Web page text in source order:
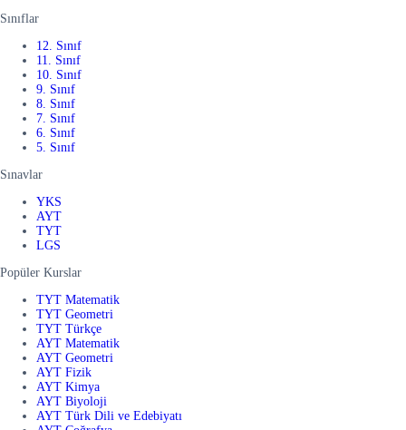
Sınıflar
12. Sınıf
11. Sınıf
10. Sınıf
9. Sınıf
8. Sınıf
7. Sınıf
6. Sınıf
5. Sınıf
Sınavlar
YKS
AYT
TYT
LGS
Popüler Kurslar
TYT Matematik
TYT Geometri
TYT Türkçe
AYT Matematik
AYT Geometri
AYT Fizik
AYT Kimya
AYT Biyoloji
AYT Türk Dili ve Edebiyatı